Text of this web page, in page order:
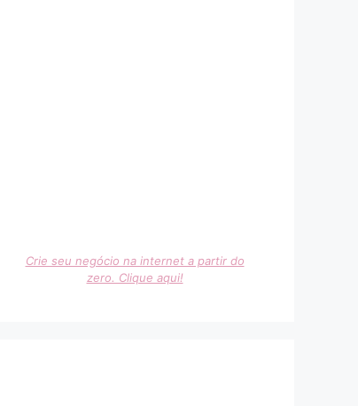
Crie seu negócio na internet a partir do
zero. Clique aqui!